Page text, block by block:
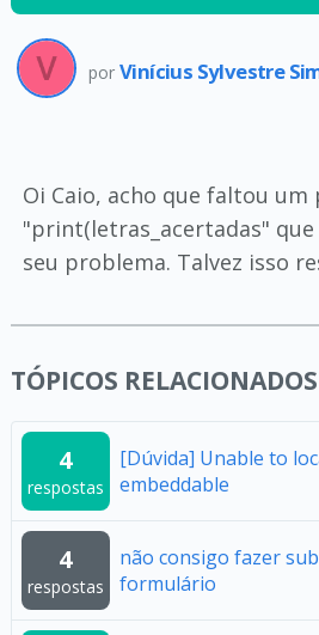
por Vinícius Sylvestre
Oi Caio, acho que faltou um
"print(letras_acertadas"
seu problema. Talvez isso
TÓPICOS RELACIONADOS
4
respostas
[Dúvida] Unable to
embeddable
4
respostas
não consigo fazer
formulário